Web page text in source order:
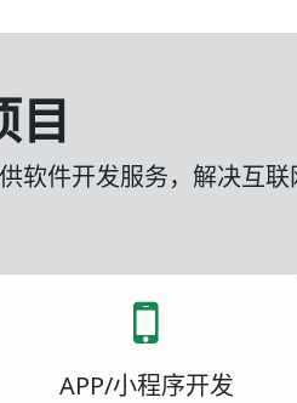
目
软件开发服务，解决互联
APP/小程序开发